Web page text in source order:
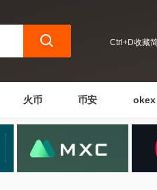
Ctrl+D收藏
火币 币安 okex